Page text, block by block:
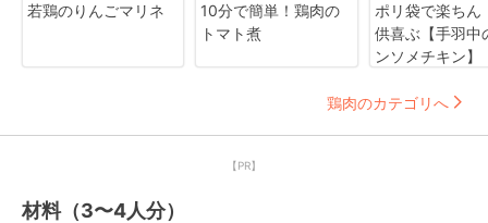
若鶏のりんごマリネ
10分で簡単！鶏肉の
トマト煮
ポリ袋で楽ちん
供喜ぶ【手羽中
ンソメチキン】
鶏肉のカテゴリへ
【PR】
材料（3〜4人分）